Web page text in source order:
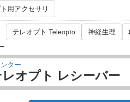
用アクセサリ
神経生理
テレオプト Teleopto
ター
オプト レシーバー